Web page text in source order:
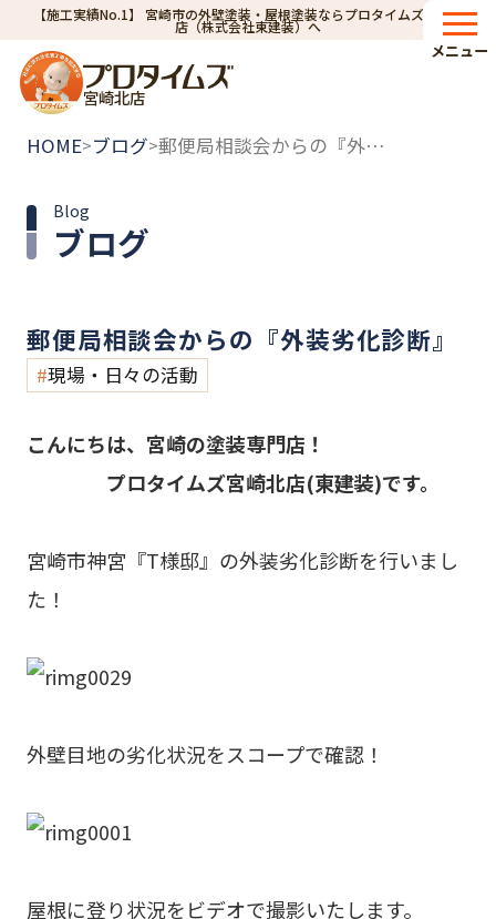
【施工実績No.1】 宮崎市の外壁塗装・屋根塗装ならプロタイムズ宮崎北
店（株式会社東建装）へ
宮崎北店
メニュー
HOME>ブログ> 郵便局相談会からの『外装劣化診断』
ブログ
Blog
郵便局相談会からの『外装劣化診断』
現場・日々の活動
こんにちは、宮崎の塗装専門店！
プロタイムズ宮崎北店(東建装)です。
宮崎市神宮『T様邸』の外装劣化診断を行いまし
た！
外壁目地の劣化状況をスコープで確認！
屋根に登り状況をビデオで撮影いたします。